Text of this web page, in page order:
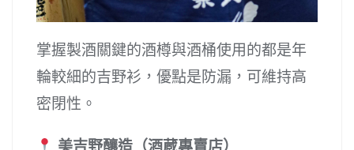
掌握製酒關鍵的酒樽與酒桶使用的都是年
輪較細的吉野衫，優點是防漏，可維持高
密閉性。